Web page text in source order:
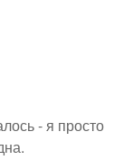
- я просто